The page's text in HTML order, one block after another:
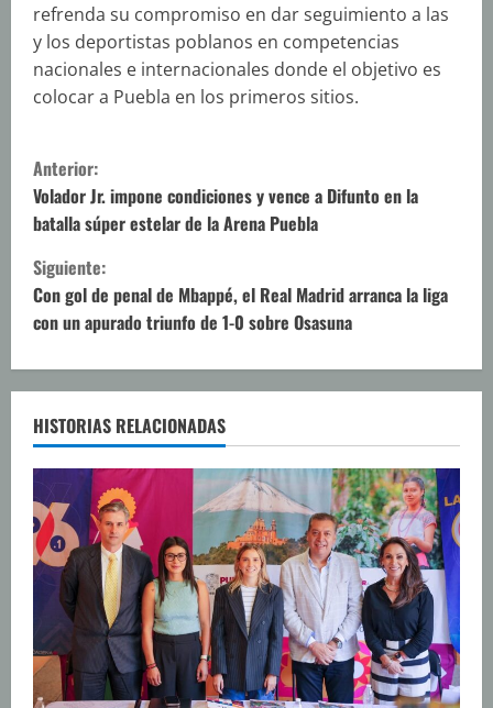
refrenda su compromiso en dar seguimiento a las
y los deportistas poblanos en competencias
nacionales e internacionales donde el objetivo es
colocar a Puebla en los primeros sitios.
S
i
g
u
e
l
e
y
e
n
d
o
Anterior:
Volador Jr. impone condiciones y vence a Difunto en la
batalla súper estelar de la Arena Puebla
Siguiente:
Con gol de penal de Mbappé, el Real Madrid arranca la liga
con un apurado triunfo de 1-0 sobre Osasuna
HISTORIAS RELACIONADAS